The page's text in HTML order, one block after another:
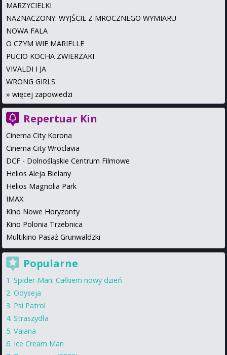
MARZYCIELKI
NAZNACZONY: WYJŚCIE Z MROCZNEGO WYMIARU
NOWA FALA
O CZYM WIE MARIELLE
PUCIO KOCHA ZWIERZAKI
VIVALDI I JA
WRONG GIRLS
» więcej zapowiedzi
Repertuar Kin
Cinema City Korona
Cinema City Wroclavia
DCF - Dolnośląskie Centrum Filmowe
Helios Aleja Bielany
Helios Magnolia Park
IMAX
Kino Nowe Horyzonty
Kino Polonia Trzebnica
Multikino Pasaż Grunwaldzki
Popularne
Spider-Man: Całkiem nowy dzień
Odyseja
Psi Patrol
Straszydła
Vaiana
Ice Cream Man